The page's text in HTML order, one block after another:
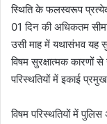
स्थिति के फलस्वरूप प्रत्येक
01 दिन की अधिकतम
उसी माह में यथासंभव यह
विषम सुरक्षात्मक कारणों
परिस्थतियों में इकाई
विषम परिस्थतियों में पुलिस